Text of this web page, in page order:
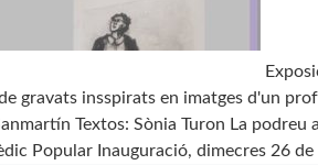
gravats insspirats en imatges d'un
Textos: Sònia Turon La
Popular Inauguració, dimecres 26